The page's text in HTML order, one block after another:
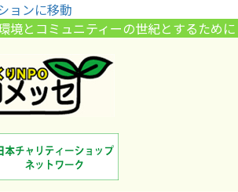
ョンに移動
境とコミュニティーの世紀とするために